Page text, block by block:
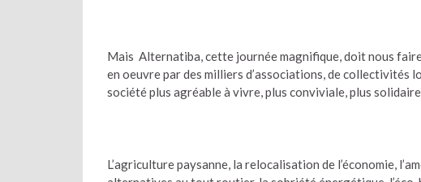
Mais Alternatiba, cette journée magnifique, doit nous
en oeuvre par des milliers d’associations, de collectivités
société plus agréable à vivre, plus conviviale, plus
L’agriculture paysanne, la relocalisation de l’économie,